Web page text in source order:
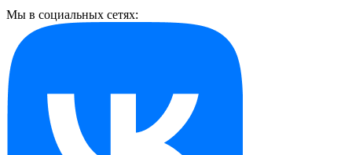
Мы в социальных сетях: